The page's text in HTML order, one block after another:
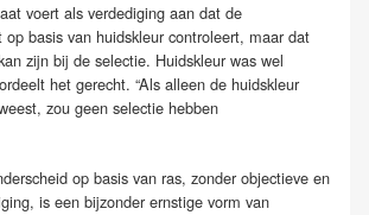
voert als verdediging aan dat de
op basis van huidskleur controleert, maar dat
zijn bij de selectie. Huidskleur was wel
het gerecht. “Als alleen de huidskleur
zou geen selectie hebben
op basis van ras, zonder objectieve en
is een bijzonder ernstige vorm van